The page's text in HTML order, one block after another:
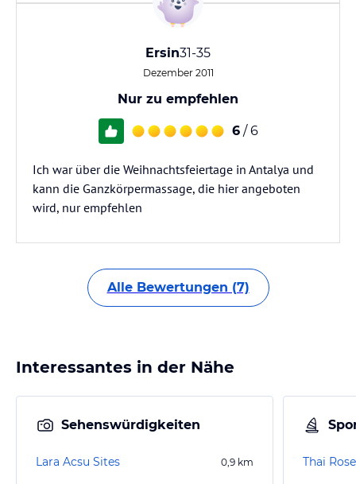
Ersin31-35
Dezember 2011
Nur zu empfehlen
6 / 6
Ich war über die Weihnachtsfeiertage in Antalya und
kann die Ganzkörpermassage, die hier angeboten
wird, nur empfehlen
Alle Bewertungen (7)
Interessantes in der Nähe
Sehenswürdigkeiten
Lara Acsu Sites 0,9 km